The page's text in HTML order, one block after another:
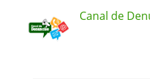
Canal de